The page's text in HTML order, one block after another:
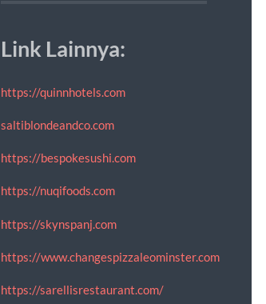
Link Lainnya:
https://quinnhotels.com
saltiblondeandco.com
https://bespokesushi.com
https://nuqifoods.com
https://skynspanj.com
https://www.changespizzaleominster.com
https://sarellisrestaurant.com/